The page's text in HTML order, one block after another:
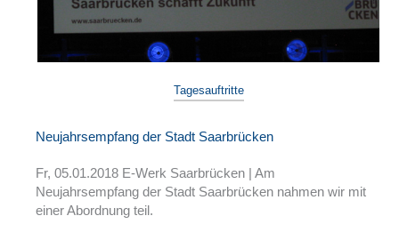
Tagesauftritte
Neujahrsempfang der Stadt Saarbrücken
Fr, 05.01.2018 E-Werk Saarbrücken | Am
Neujahrsempfang der Stadt Saarbrücken nahmen wir mit
einer Abordnung teil.